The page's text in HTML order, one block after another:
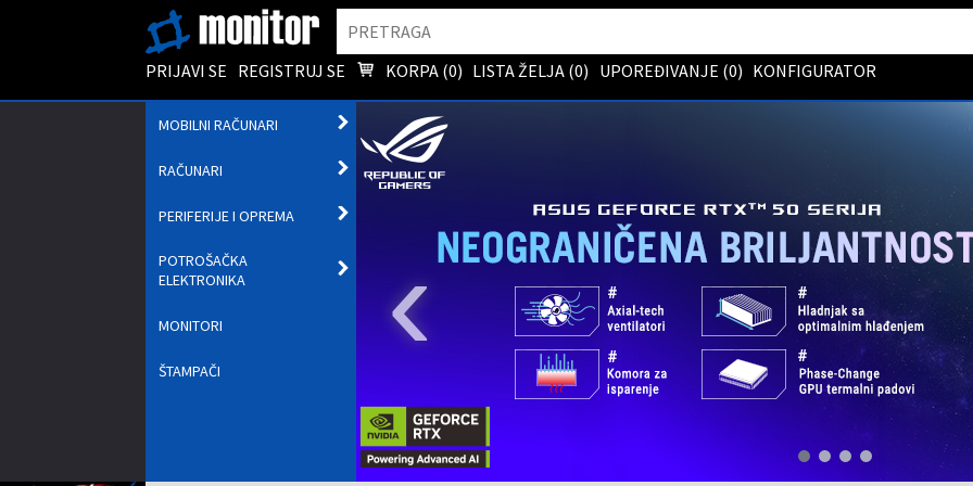
PRIJAVI SE REGISTRUJ SE KORPA (0) LISTA ŽELJA (0) UPOREĐIVANJE (0) KONFIGURATOR
MOBILNI RAČUNARI
PODMENI
RAČUNARI
OTVORI
PODMENI
PERIFERIJE I OPREMA
POTROŠAČKA
ELEKTRONIKA
MONITORI
ŠTAMPAČI ‹